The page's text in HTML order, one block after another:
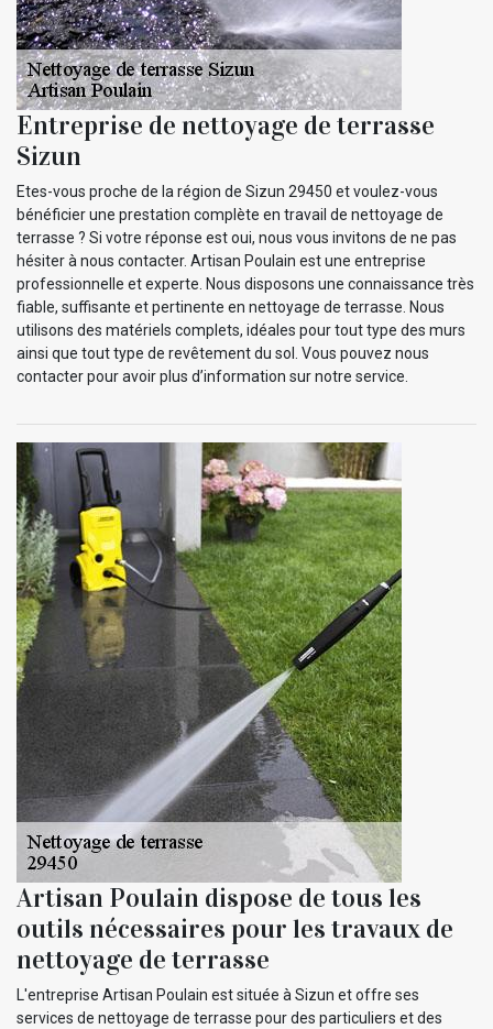
Entreprise de nettoyage de terrasse
Sizun
Etes-vous proche de la région de Sizun 29450 et voulez-vous
bénéficier une prestation complète en travail de nettoyage de
terrasse ? Si votre réponse est oui, nous vous invitons de ne pas
hésiter à nous contacter. Artisan Poulain est une entreprise
professionnelle et experte. Nous disposons une connaissance très
fiable, suffisante et pertinente en nettoyage de terrasse. Nous
utilisons des matériels complets, idéales pour tout type des murs
ainsi que tout type de revêtement du sol. Vous pouvez nous
contacter pour avoir plus d’information sur notre service.
Artisan Poulain dispose de tous les
outils nécessaires pour les travaux de
nettoyage de terrasse
L'entreprise Artisan Poulain est située à Sizun et offre ses
services de nettoyage de terrasse pour des particuliers et des